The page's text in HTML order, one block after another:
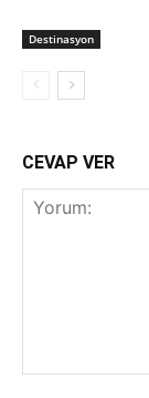
Destinasyon
CEVAP VER